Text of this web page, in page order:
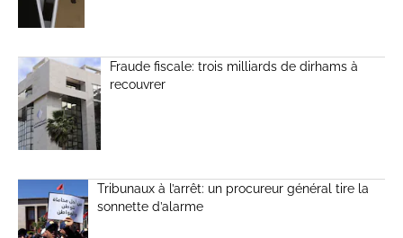
Fraude fiscale: trois milliards de dirhams à
recouvrer
Tribunaux à l’arrêt: un procureur général tire la
sonnette d’alarme